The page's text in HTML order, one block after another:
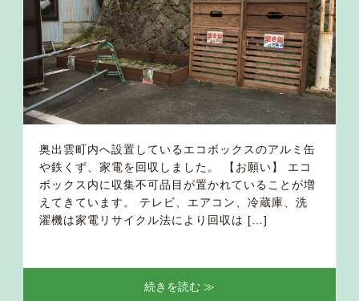
奥出雲町内へ設置しているエコボックスのアルミ缶
や鉄くず、家電を回収しました。 【お願い】 エコ
ボックス内に収集不可品目が置かれていることが増
えてきています。 テレビ、エアコン、冷蔵庫、洗
濯機は家電リサイクル法により回収は […]
続きを読む ≫